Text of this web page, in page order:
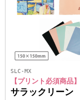
SLC-MX
【プリント必須商品】
サラックリーン